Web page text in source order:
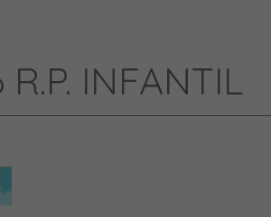
R.P. INFANTIL